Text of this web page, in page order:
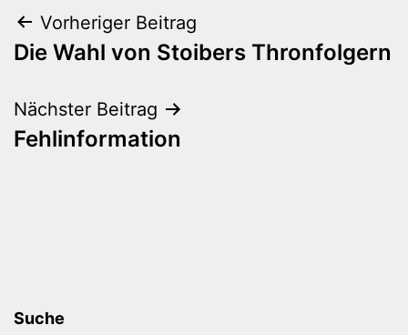
Beitragsnavigation
Vorheriger Beitrag
Die Wahl von Stoibers Thronfolgern
Nächster Beitrag
Fehlinformation
Suche